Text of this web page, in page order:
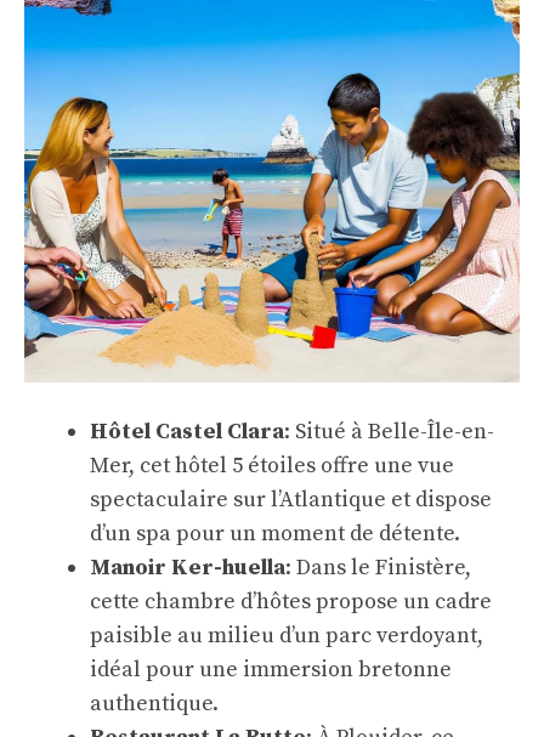
Hôtel Castel Clara: Situé à Belle-Île-en-
Mer, cet hôtel 5 étoiles offre une vue
spectaculaire sur l’Atlantique et dispose
d’un spa pour un moment de détente.
Manoir Ker-huella: Dans le Finistère,
cette chambre d’hôtes propose un cadre
paisible au milieu d’un parc verdoyant,
idéal pour une immersion bretonne
authentique.